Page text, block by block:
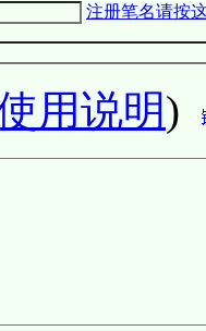
注册笔名请按
用说明)